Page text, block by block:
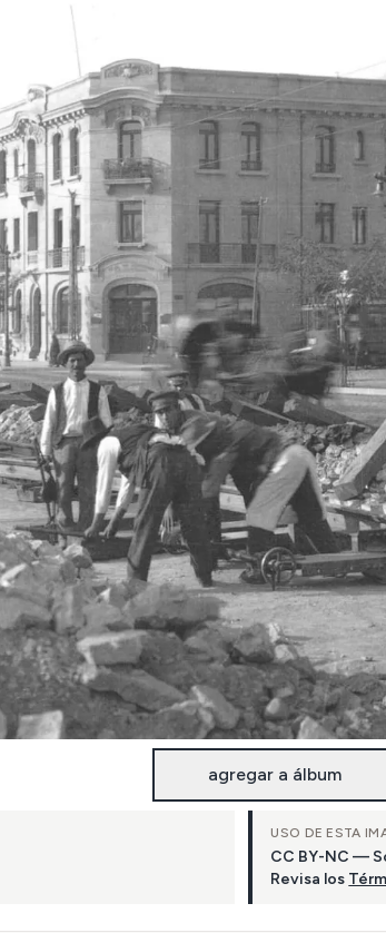
agregar a álbum
USO DE ESTA
CC BY-NC —
Revisa los